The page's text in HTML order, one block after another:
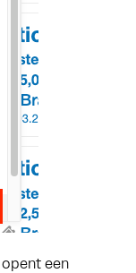
een